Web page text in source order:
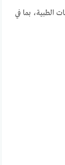
الطبية، بما في